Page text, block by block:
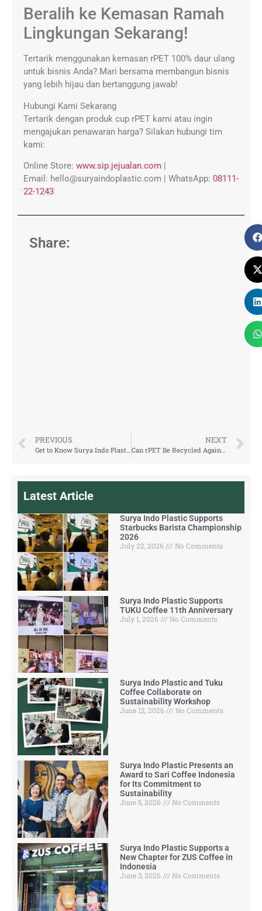
Beralih ke Kemasan Ramah
Lingkungan Sekarang!
Tertarik menggunakan kemasan rPET 100% daur ulang
untuk bisnis Anda? Mari bersama membangun bisnis
yang lebih hijau dan bertanggung jawab!
Hubungi Kami Sekarang
Tertarik dengan produk cup rPET kami atau ingin
mengajukan penawaran harga? Silakan hubungi tim
kami:
Online Store: www.sip.jejualan.com |
Email: hello@suryaindoplastic.com | WhatsApp: 08111-
22-1243
Share:
PREVIOUS
Get to Know Surya Indo Plastic: 100% rPET Eco-Friendly Beverage Packaging
NEXT
Can rPET Be Recycled Again? Here’s the Explanation
Latest Article
Surya Indo Plastic Supports
Starbucks Barista Championship
2026
July 22, 2026
No Comments
Surya Indo Plastic Supports
TUKU Coffee 11th Anniversary
July 1, 2026
No Comments
Surya Indo Plastic and Tuku
Coffee Collaborate on
Sustainability Workshop
June 12, 2026
No Comments
Surya Indo Plastic Presents an
Award to Sari Coffee Indonesia
for Its Commitment to
Sustainability
June 5, 2026
No Comments
Surya Indo Plastic Supports a
New Chapter for ZUS Coffee in
Indonesia
June 3, 2026
No Comments